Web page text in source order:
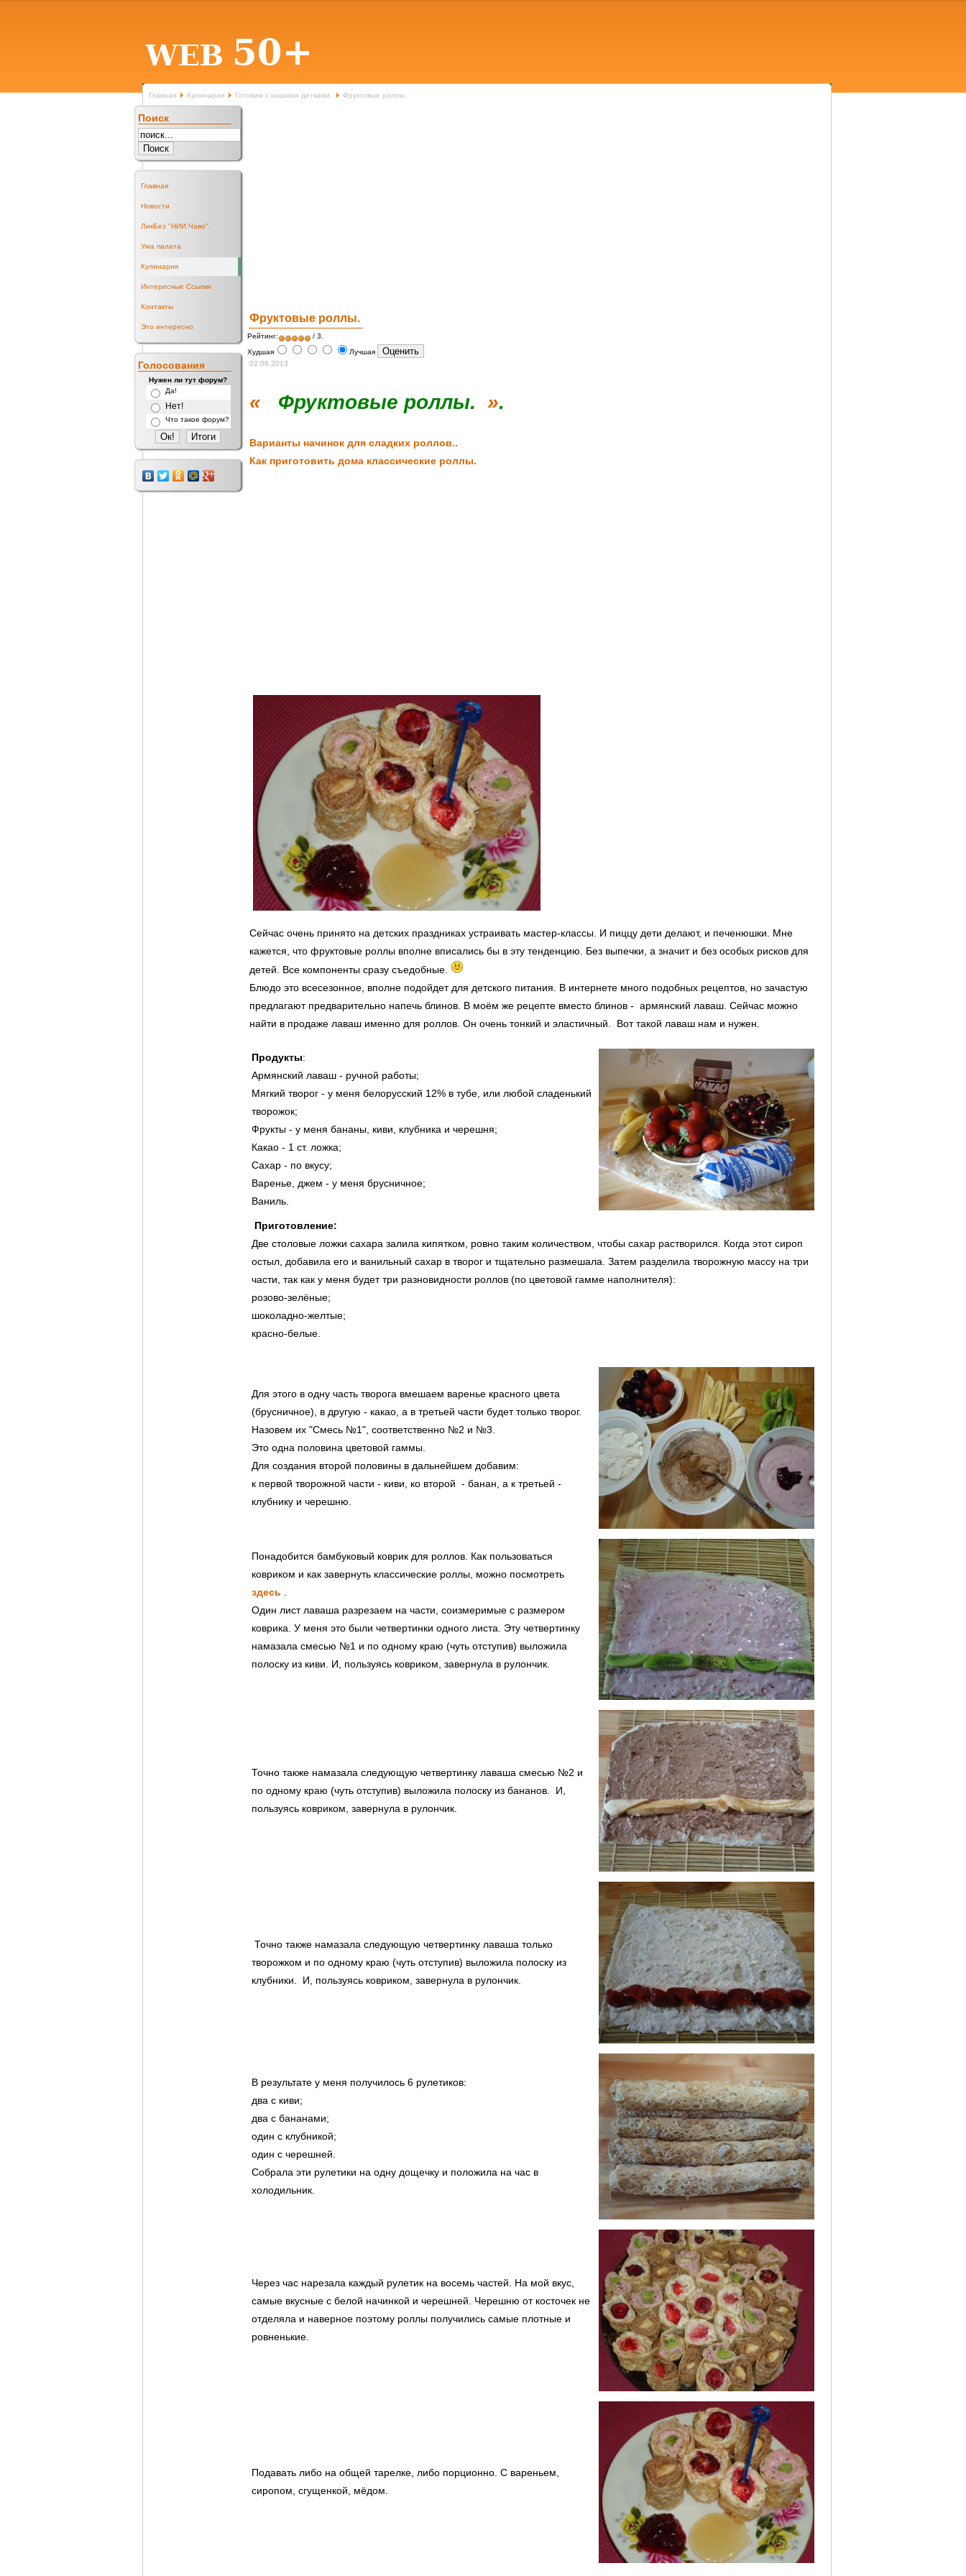
Главная Кулинария Готовим с нашими детками. Фруктовые роллы.
Поиск
Главная
Новости
ЛикБез "НИИ Чаво".
Ума палата
Кулинария
Интересные Ссылки
Контакты
Это интересно
Голосования
Нужен ли тут форум?
Да!
Нет!
Что такое форум?
Фруктовые роллы.
Рейтинг: / 3
Худшая
Лучшая
02.06.2013
« Фруктовые роллы. ».
Варианты начинок для сладких роллов..
Как приготовить дома классические роллы.
Сейчас очень принято на детских праздниках устраивать мастер-классы. И пиццу дети делают, и печенюшки. Мне
кажется, что фруктовые роллы вполне вписались бы в эту тенденцию. Без выпечки, а значит и без особых рисков для
детей. Все компоненты сразу съедобные.
Блюдо это всесезонное, вполне подойдет для детского питания. В интернете много подобных рецептов, но зачастую
предлагают предварительно напечь блинов. В моём же рецепте вместо блинов - армянский лаваш. Сейчас можно
найти в продаже лаваш именно для роллов. Он очень тонкий и эластичный. Вот такой лаваш нам и нужен.
Продукты:
Армянский лаваш - ручной работы;
Мягкий творог - у меня белорусский 12% в тубе, или любой сладенький
творожок;
Фрукты - у меня бананы, киви, клубника и черешня;
Какао - 1 ст. ложка;
Сахар - по вкусу;
Варенье, джем - у меня брусничное;
Ваниль.
Приготовление:
Две столовые ложки сахара залила кипятком, ровно таким количеством, чтобы сахар растворился. Когда этот сироп
остыл, добавила его и ванильный сахар в творог и тщательно размешала. Затем разделила творожную массу на три
части, так как у меня будет три разновидности роллов (по цветовой гамме наполнителя):
розово-зелёные;
шоколадно-желтые;
красно-белые.
Для этого в одну часть творога вмешаем варенье красного цвета
(брусничное), в другую - какао, а в третьей части будет только творог.
Назовем их "Смесь №1", соответственно №2 и №3.
Это одна половина цветовой гаммы.
Для создания второй половины в дальнейшем добавим:
к первой творожной части - киви, ко второй - банан, а к третьей -
клубнику и черешню.
Понадобится бамбуковый коврик для роллов. Как пользоваться
ковриком и как завернуть классические роллы, можно посмотреть
здесь
Один лист лаваша разрезаем на части, соизмеримые с размером
коврика. У меня это были четвертинки одного листа. Эту четвертинку
намазала смесью №1 и по одному краю (чуть отступив) выложила
полоску из киви. И, пользуясь ковриком, завернула в рулончик.
Точно также намазала следующую четвертинку лаваша смесью №2 и
по одному краю (чуть отступив) выложила полоску из бананов. И,
пользуясь ковриком, завернула в рулончик.
Точно также намазала следующую четвертинку лаваша только
творожком и по одному краю (чуть отступив) выложила полоску из
клубники. И, пользуясь ковриком, завернула в рулончик.
В результате у меня получилось 6 рулетиков:
два с киви;
два с бананами;
один с клубникой;
один с черешней.
Собрала эти рулетики на одну дощечку и положила на час в
холодильник.
Через час нарезала каждый рулетик на восемь частей. На мой вкус,
самые вкусные с белой начинкой и черешней. Черешню от косточек не
отделяла и наверное поэтому роллы получились самые плотные и
ровненькие.
Подавать либо на общей тарелке, либо порционно. С вареньем,
сиропом, сгущенкой, мёдом.